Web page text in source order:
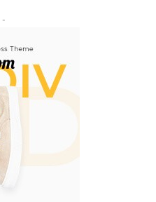
-